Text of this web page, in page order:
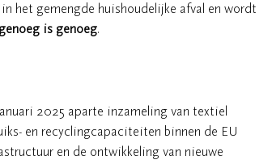
het gemengde huishoudelijke afval en wordt
genoeg is genoeg.
2025 aparte inzameling van textiel
en recyclingcapaciteiten binnen de EU
en de ontwikkeling van nieuwe